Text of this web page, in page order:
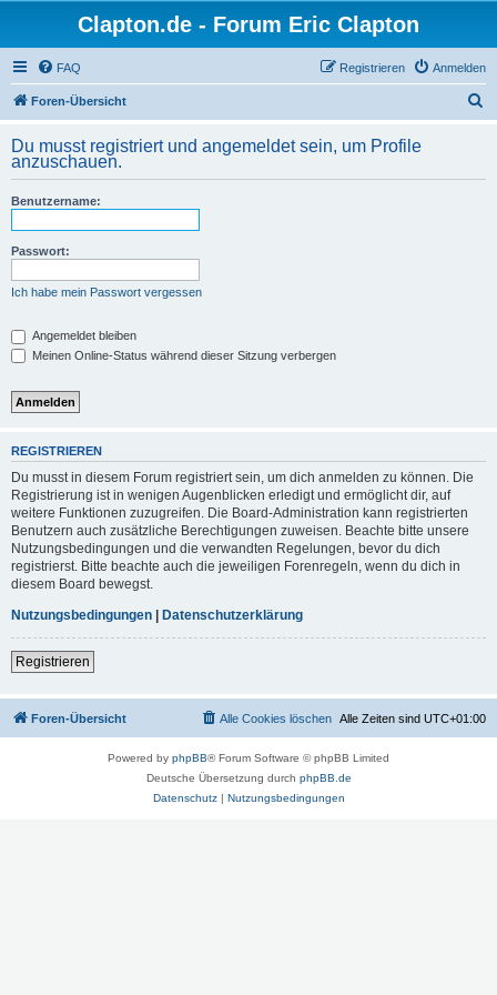
Clapton.de - Forum Eric Clapton
FAQ Anmelden
Registrieren
Foren-Übersicht
h
Du musst registriert und angemeldet sein, um Profile
anzuschauen.
Benutzername:
Passwort:
Ich habe mein Passwort vergessen
Angemeldet bleiben
Meinen Online-Status während dieser Sitzung verbergen
REGISTRIEREN
Du musst in diesem Forum registriert sein, um dich anmelden zu können. Die
Registrierung ist in wenigen Augenblicken erledigt und ermöglicht dir, auf
weitere Funktionen zuzugreifen. Die Board-Administration kann registrierten
Benutzern auch zusätzliche Berechtigungen zuweisen. Beachte bitte unsere
Nutzungsbedingungen und die verwandten Regelungen, bevor du dich
registrierst. Bitte beachte auch die jeweiligen Forenregeln, wenn du dich in
diesem Board bewegst.
Nutzungsbedingungen | Datenschutzerklärung
Registrieren
Foren-Übersicht Alle Zeiten sind UTC+01:00
Alle Cookies löschen
Powered by phpBB® Forum Software © phpBB Limited
Deutsche Übersetzung durch phpBB.de
Datenschutz| Nutzungsbedingungen